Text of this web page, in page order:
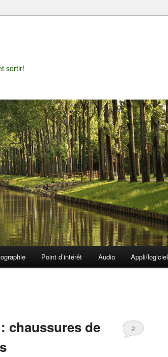
sortir!
Point d’intérêt Audio Appli/logiciel
chaussures de
2